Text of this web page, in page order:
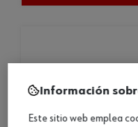
Información
Este sitio web emplea